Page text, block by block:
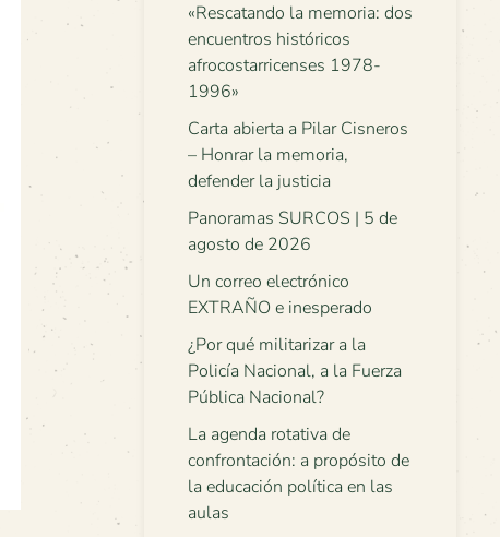
«Rescatando la memoria: dos
encuentros históricos
afrocostarricenses 1978-
1996»
Carta abierta a Pilar Cisneros
– Honrar la memoria,
defender la justicia
Panoramas SURCOS | 5 de
agosto de 2026
Un correo electrónico
EXTRAÑO e inesperado
¿Por qué militarizar a la
Policía Nacional, a la Fuerza
Pública Nacional?
La agenda rotativa de
confrontación: a propósito de
la educación política en las
aulas